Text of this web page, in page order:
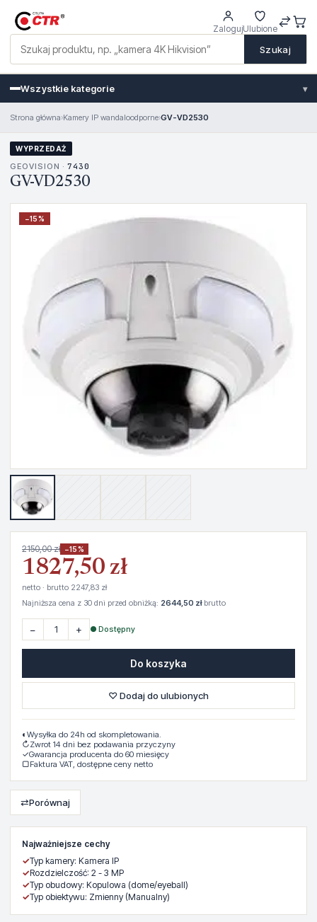
Szukaj
ZalogujUlubione
Wszystkie kategorie ▾
Strona główna›Kamery IP wandaloodporne›GV-VD2530
WYPRZEDAŻ
GEOVISION · 7430
GV-VD2530
−15%
Najważniejsze cechy
✓Typ kamery: Kamera IP
✓Rozdzielczość: 2 - 3 MP
✓Typ obudowy: Kopulowa (dome/eyeball)
✓Typ obiektywu: Zmienny (Manualny)
2150,00 zł −15%
1827,50 zł
netto · brutto 2247,83 zł
Najniższa cena z 30 dni przed obniżką: 2644,50 złbrutto
− + ● Dostępny
Do koszyka
♡ Dodaj do ulubionych
◐ Wysyłka do 24h od skompletowania.
↻Zwrot 14 dni bez podawania przyczyny
✓Gwarancja producenta do 60 miesięcy
▢Faktura VAT, dostępne ceny netto
⇄Porównaj